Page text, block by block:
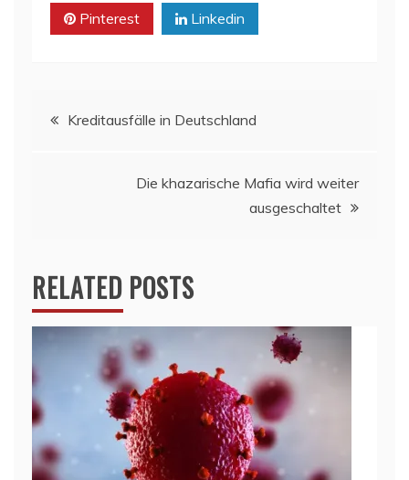
Pinterest Linkedin
Beitragsnavigation
Kreditausfälle in Deutschland
Die khazarische Mafia wird weiter
ausgeschaltet
RELATED POSTS